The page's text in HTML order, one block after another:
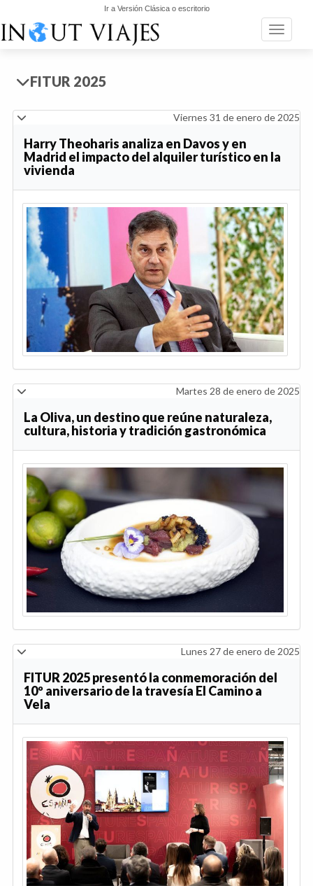
Ir a Versión Clásica o escritorio
Toggle
FITUR 2025
Viernes 31 de enero de 2025
Harry Theoharis analiza en Davos y en
Madrid el impacto del alquiler turístico en la
vivienda
Martes 28 de enero de 2025
La Oliva, un destino que reúne naturaleza,
cultura, historia y tradición gastronómica
Lunes 27 de enero de 2025
FITUR 2025 presentó la conmemoración del
10º aniversario de la travesía El Camino a
Vela